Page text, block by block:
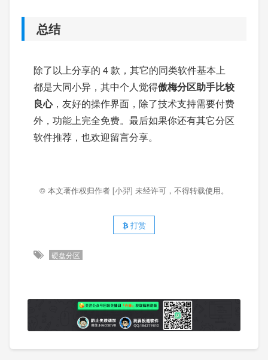
总结
除了以上分享的 4 款，其它的同类软件基本上
都是大同小异，其中个人觉得傲梅分区助手比较
良心，友好的操作界面，除了技术支持需要付费
外，功能上完全免费。最后如果你还有其它分区
软件推荐，也欢迎留言分享。
© 本文著作权归作者 [小羿] 未经许可，不得转载使用。
打赏
硬盘分区